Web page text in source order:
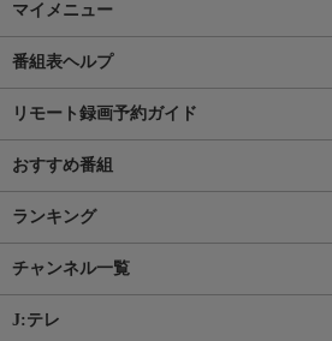
マイメニュー
番組表ヘルプ
リモート録画予約ガイド
おすすめ番組
ランキング
チャンネル一覧
J:テレ